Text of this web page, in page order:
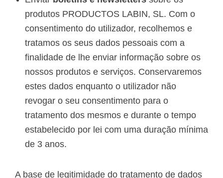
produtos PRODUCTOS LABIN, SL. Com o
consentimento do utilizador, recolhemos e
tratamos os seus dados pessoais com a
finalidade de lhe enviar informação sobre os
nossos produtos e serviços. Conservaremos
estes dados enquanto o utilizador não
revogar o seu consentimento para o
tratamento dos mesmos e durante o tempo
estabelecido por lei com uma duração mínima
de 3 anos.
A base de legitimidade do tratamento de dados